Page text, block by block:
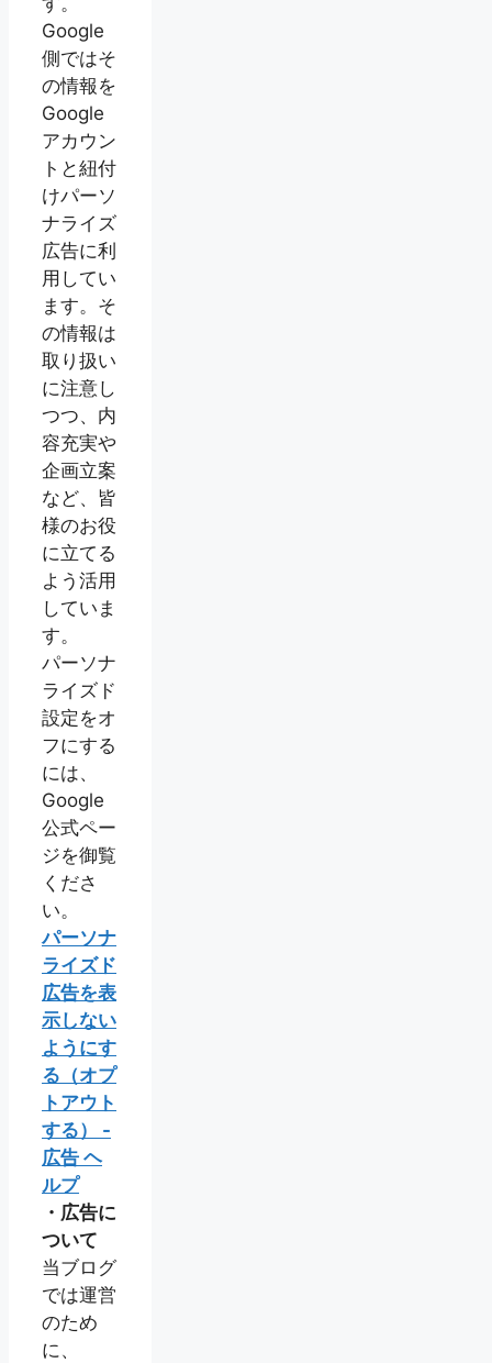
Google
側ではそ
の情報を
Google
アカウン
トと紐付
けパーソ
ナライズ
広告に利
用してい
ます。そ
の情報は
取り扱い
に注意し
つつ、内
容充実や
企画立案
など、皆
様のお役
に立てる
よう活用
していま
す。
パーソナ
ライズド
設定をオ
フにする
には、
Google
公式ペー
ジを御覧
くださ
い。
パーソナ
ライズド
広告を表
示しない
ようにす
る（オプ
トアウト
する） -
広告 ヘ
ルプ
・広告に
ついて
当ブログ
では運営
のため
に、